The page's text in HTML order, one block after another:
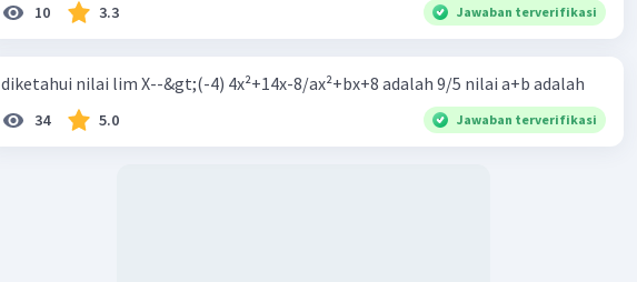
10 3.3 Jawaban terverifikasi
diketahui nilai lim X--&gt;(-4) 4x²+14x-8/ax²+bx+8 adalah 9/5 nilai a+b adalah
34 5.0 Jawaban terverifikasi